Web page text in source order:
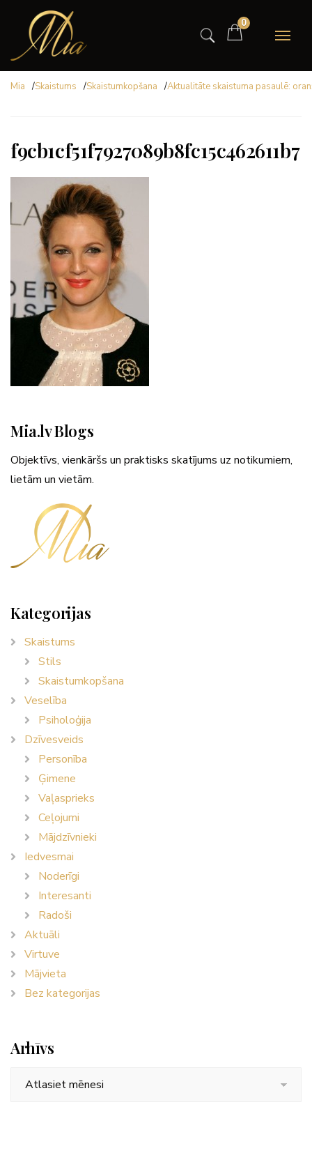
0
Mia /Skaistums /Skaistumkopšana /Aktualitāte skaistuma pasaulē:
f9cb1cf51f7927089b8fc15c462611b7
Mia.lv Blogs
Objektīvs, vienkāršs un praktisks skatījums uz notikumiem,
lietām un vietām.
Kategorijas
Skaistums
Stils
Skaistumkopšana
Veselība
Psiholoģija
Dzīvesveids
Personība
Ģimene
Vaļasprieks
Ceļojumi
Mājdzīvnieki
Iedvesmai
Noderīgi
Interesanti
Radoši
Aktuāli
Virtuve
Mājvieta
Bez kategorijas
Arhīvs